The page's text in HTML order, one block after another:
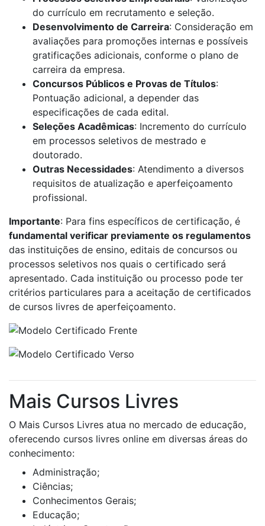
do currículo em recrutamento e seleção.
Desenvolvimento de Carreira: Consideração em
avaliações para promoções internas e possíveis
gratificações adicionais, conforme o plano de
carreira da empresa.
Concursos Públicos e Provas de Títulos:
Pontuação adicional, a depender das
especificações de cada edital.
Seleções Acadêmicas: Incremento do currículo
em processos seletivos de mestrado e
doutorado.
Outras Necessidades: Atendimento a diversos
requisitos de atualização e aperfeiçoamento
profissional.
Importante: Para fins específicos de certificação, é
fundamental verificar previamente os regulamentos
das instituições de ensino, editais de concursos ou
processos seletivos nos quais o certificado será
apresentado. Cada instituição ou processo pode ter
critérios particulares para a aceitação de certificados
de cursos livres de aperfeiçoamento.
Mais Cursos Livres
O Mais Cursos Livres atua no mercado de educação,
oferecendo cursos livres online em diversas áreas do
conhecimento:
Administração;
Ciências;
Conhecimentos Gerais;
Educação;